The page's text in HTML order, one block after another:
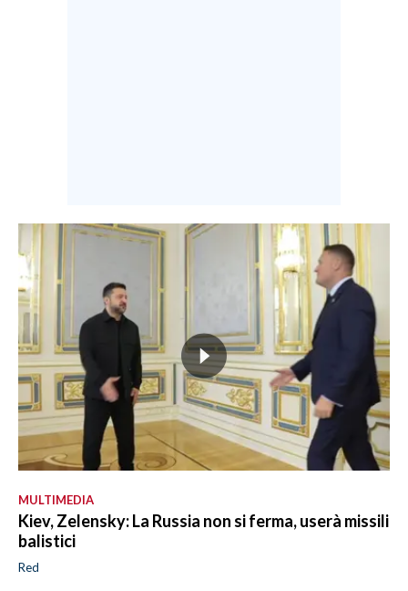
MULTIMEDIA
Kiev, Zelensky: La Russia non si ferma, userà missili
balistici
Red